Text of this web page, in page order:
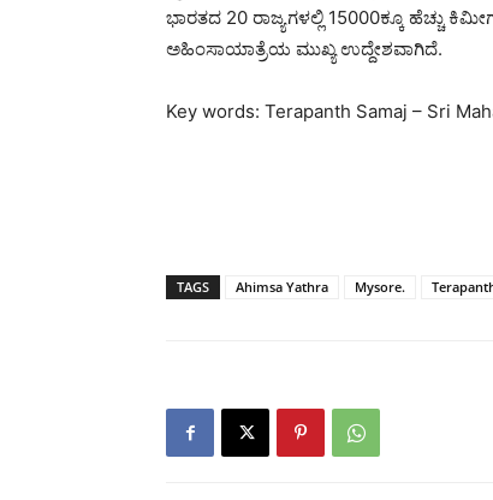
ಭಾರತದ 20 ರಾಜ್ಯಗಳಲ್ಲಿ 15000ಕ್ಕೂ ಹೆಚ್ಚು
ಅಹಿಂಸಾಯಾತ್ರೆಯ ಮುಖ್ಯ ಉದ್ದೇಶವಾಗಿದೆ.
Key words: Terapanth Samaj – Sri
TAGS Ahimsa Yathra Mysore.